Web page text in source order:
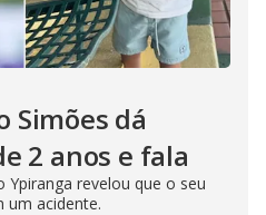
Simões dá
2 anos e fala
Ypiranga revelou que o seu
um acidente.